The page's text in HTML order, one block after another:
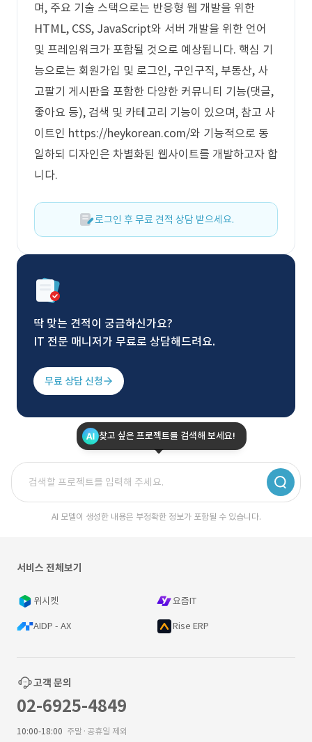
며, 주요 기술 스택으로는 반응형 웹 개발을 위한
HTML, CSS, JavaScript와 서버 개발을 위한 언어
및 프레임워크가 포함될 것으로 예상됩니다. 핵심 기
능으로는 회원가입 및 로그인, 구인구직, 부동산, 사
고팔기 게시판을 포함한 다양한 커뮤니티 기능(댓글,
좋아요 등), 검색 및 카테고리 기능이 있으며, 참고 사
이트인 https://heykorean.com/와 기능적으로 동
일하되 디자인은 차별화된 웹사이트를 개발하고자 합
니다.
로그인 후 무료 견적 상담 받으세요.
딱 맞는 견적이 궁금하신가요?
IT 전문 매니저가 무료로 상담해드려요.
무료 상담 신청
찾고 싶은 프로젝트를 검색해 보세요!
AI 모델이 생성한 내용은 부정확한 정보가 포함될 수 있습니다.
서비스 전체보기
위시켓 요즘IT
AIDP - AX Rise ERP
고객 문의
02-6925-4849
10:00-18:00 주말·공휴일 제외